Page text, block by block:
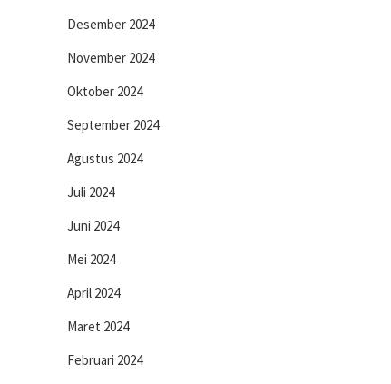
Desember 2024
November 2024
Oktober 2024
September 2024
Agustus 2024
Juli 2024
Juni 2024
Mei 2024
April 2024
Maret 2024
Februari 2024